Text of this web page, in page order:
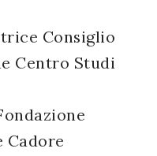
Consiglio
Centro Studi
Cadore